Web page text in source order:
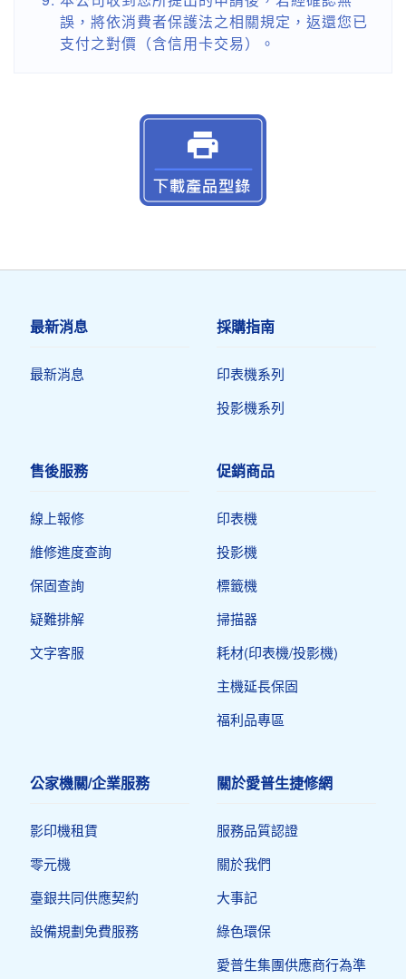
誤，將依消費者保護法之相關規定，返還您已
支付之對價（含信用卡交易）。
最新消息
最新消息
採購指南
印表機系列
投影機系列
售後服務
線上報修
維修進度查詢
保固查詢
疑難排解
文字客服
促銷商品
印表機​
投影機
標籤機
掃描器
耗材(印表機/投影機)
主機延長保固
福利品專區
公家機關/企業服務
影印機租賃
零元機
臺銀共同供應契約
設備規劃免費服務
關於愛普生捷修網
服務品質認證
關於我們
大事記
綠色環保
愛普生集團供應商行為準